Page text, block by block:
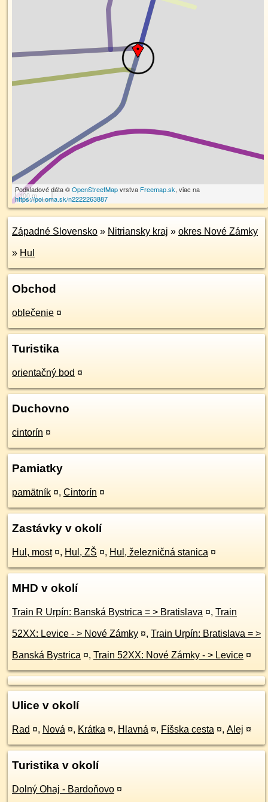
100 m
Podkladové dáta ©OpenStreetMapvrstva Freemap.sk, viac na
https://poi.oma.sk/n2222263887
Západné Slovensko » Nitriansky kraj » okres Nové Zámky
» Hul
Obchod
oblečenie ¤
Turistika
orientačný bod ¤
Duchovno
cintorín ¤
Pamiatky
pamätník ¤, Cintorín ¤
Zastávky v okolí
Hul, most ¤, Hul, ZŠ ¤, Hul, železničná stanica ¤
MHD v okolí
Train R Urpín: Banská Bystrica = > Bratislava ¤, Train
52XX: Levice - > Nové Zámky ¤, Train Urpín: Bratislava = >
Banská Bystrica ¤, Train 52XX: Nové Zámky - > Levice ¤
Ulice v okolí
Rad ¤, Nová ¤, Krátka ¤, Hlavná ¤, Fíšska cesta ¤, Alej ¤
Turistika v okolí
Dolný Ohaj - Bardoňovo ¤